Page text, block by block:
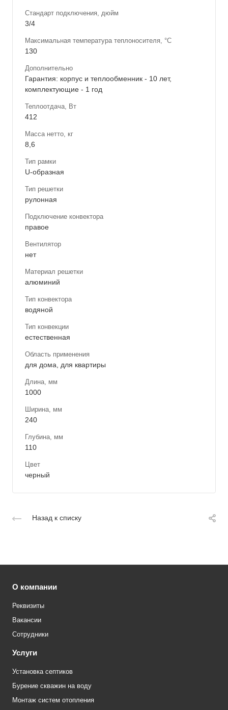
Стандарт подключения, дюйм
3/4
Максимальная температура теплоносителя, °С
130
Дополнительно
Гарантия: корпус и теплообменник - 10 лет,
комплектующие - 1 год
Теплоотдача, Вт
412
Масса нетто, кг
8,6
Тип рамки
U-образная
Тип решетки
рулонная
Подключение конвектора
правое
Вентилятор
нет
Материал решетки
алюминий
Тип конвектора
водяной
Тип конвекции
естественная
Область применения
для дома, для квартиры
Длина, мм
1000
Ширина, мм
240
Глубина, мм
110
Цвет
черный
Назад к списку
О компании
Реквизиты
Вакансии
Сотрудники
Услуги
Установка септиков
Бурение скважин на воду
Монтаж систем отопления